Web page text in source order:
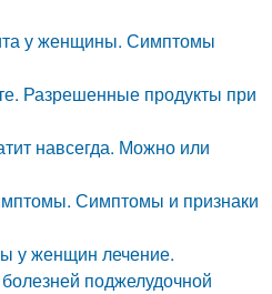
у женщины. Симптомы
Разрешенные продукты при
навсегда. Можно или
Симптомы и признаки
у женщин лечение.
поджелудочной